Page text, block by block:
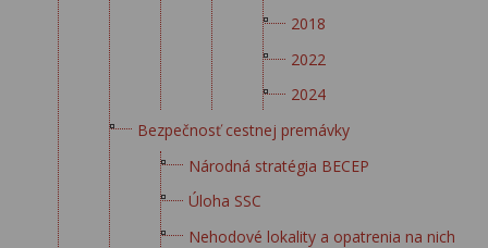
2018
2022
2024
Bezpečnosť cestnej premávky
Národná stratégia BECEP
Úloha SSC
Nehodové lokality a opatrenia na nich